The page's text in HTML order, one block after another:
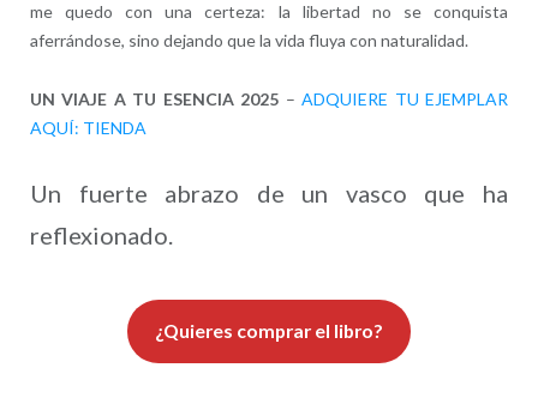
me quedo con una certeza: la libertad no se conquista
aferrándose, sino dejando que la vida fluya con naturalidad.
UN VIAJE A TU ESENCIA 2025 –ADQUIERE TU EJEMPLAR
AQUÍ: TIENDA
Un fuerte abrazo de un vasco que ha
reflexionado.
¿Quieres comprar el libro?